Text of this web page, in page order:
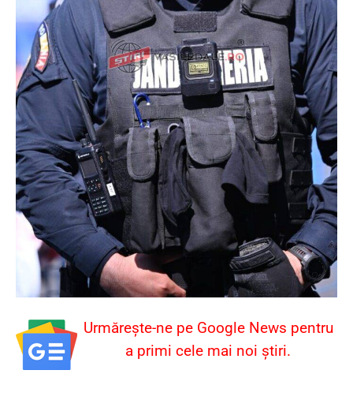
Urmărește-ne pe Google News pentru
a primi cele mai noi știri.